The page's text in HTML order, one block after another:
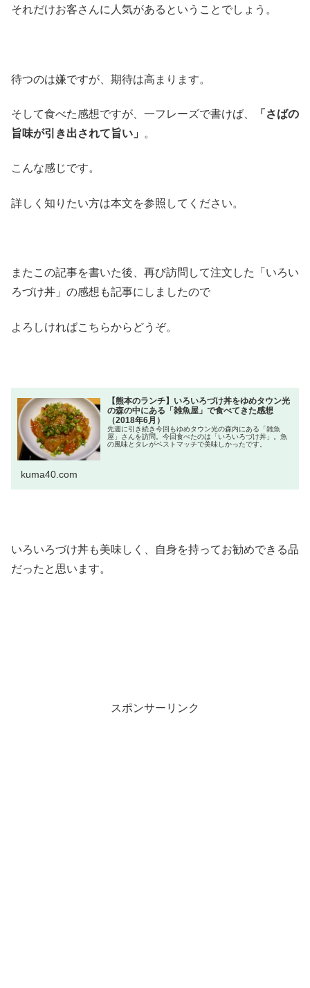
それだけお客さんに人気があるということでしょう。
待つのは嫌ですが、期待は高まります。
そして食べた感想ですが、一フレーズで書けば、
「さばの
旨味が引き出されて旨い」
。
こんな感じです。
詳しく知りたい方は本文を参照してください。
またこの記事を書いた後、再び訪問して注文した「いろい
ろづけ丼」の感想も記事にしましたので
よろしければこちらからどうぞ。
【熊本のランチ】いろいろづけ丼をゆめタウン光
の森の中にある「雑魚屋」で食べてきた感想
（2018年6月）
先週に引き続き今回もゆめタウン光の森内にある「雑魚
屋」さんを訪問。今回食べたのは「いろいろづけ丼」。魚
の風味とタレがベストマッチで美味しかったです。
kuma40.com
いろいろづけ丼も美味しく、自身を持ってお勧めできる品
だったと思います。
スポンサーリンク